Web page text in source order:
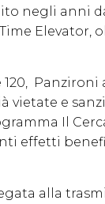
negli anni
Elevator,
vietate e
Il
effetti
alla